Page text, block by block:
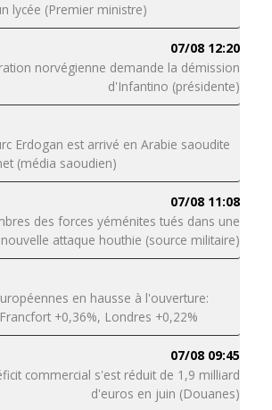
lycée (Premier ministre)
07/08 12:20
norvégienne demande la démission
d'Infantino (présidente)
Erdogan est arrivé en Arabie saoudite
(média saoudien)
07/08 11:08
des forces yéménites tués dans une
nouvelle attaque houthie (source militaire)
en hausse à l'ouverture:
+0,36%, Londres +0,22%
07/08 09:45
commercial s'est réduit de 1,9 milliard
d'euros en juin (Douanes)